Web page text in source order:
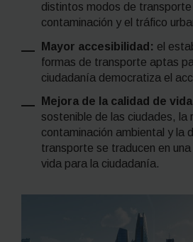
distintos modos de
contaminación y el tráfico
Mayor accesibilidad: el
formas de transporte aptas
ciudadanía democratiza el
Mejora de la calidad de
sostenible de las ciudades, la
contaminación ambiental y la
transporte se traducen en
vida para la ciudadanía.